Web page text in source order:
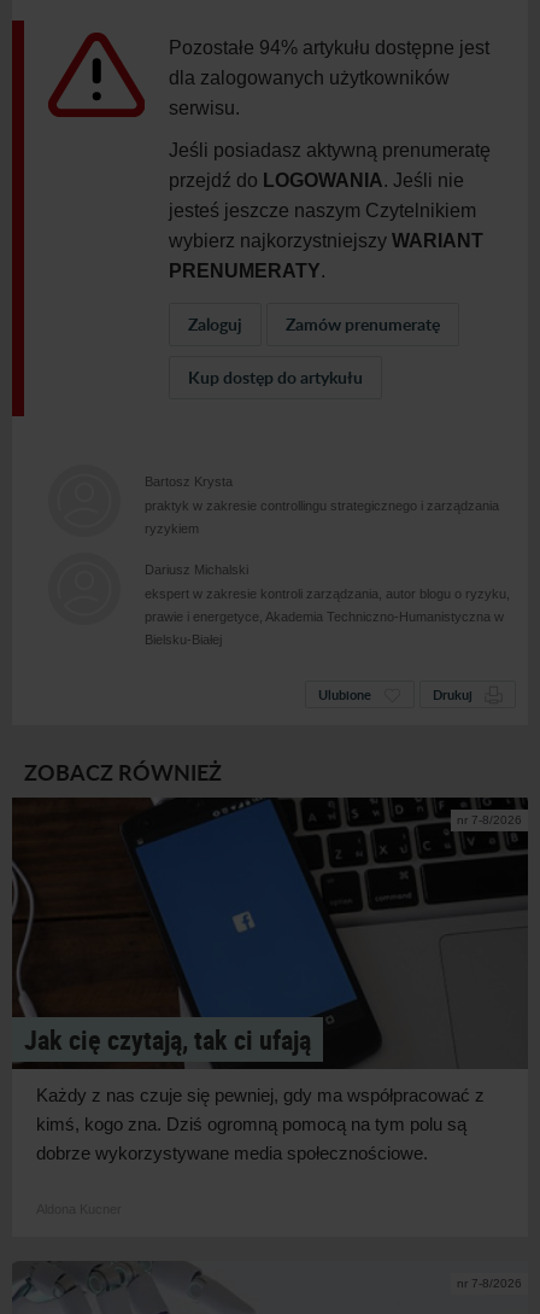
Pozostałe 94% artykułu dostępne jest
dla zalogowanych użytkowników
serwisu.
Jeśli posiadasz aktywną prenumeratę
przejdź do LOGOWANIA. Jeśli nie
jesteś jeszcze naszym Czytelnikiem
wybierz najkorzystniejszy WARIANT
PRENUMERATY.
Zaloguj Zamów prenumeratę
Kup dostęp do artykułu
Bartosz Krysta
praktyk w zakresie controllingu strategicznego i zarządzania
ryzykiem
Dariusz Michalski
ekspert w zakresie kontroli zarządzania, autor blogu o ryzyku,
prawie i energetyce, Akademia Techniczno-Humanistyczna w
Bielsku-Białej
Ulubione Drukuj
ZOBACZ RÓWNIEŻ
nr 7-8/2026
Jak cię czytają, tak ci ufają
Każdy z nas czuje się pewniej, gdy ma współpracować z
kimś, kogo zna. Dziś ogromną pomocą na tym polu są
dobrze wykorzystywane media społecznościowe.
nr 7-8/2026